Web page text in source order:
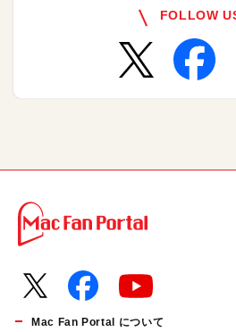
FOLLOW
Mac Fan Portal について